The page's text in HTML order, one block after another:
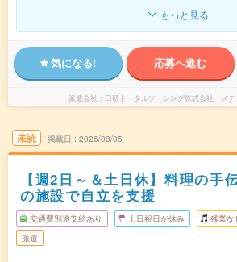
もっと見る
気になる! 応募へ進む
派遣会社 日研トータルソーシング株式会社 メデ
未読 掲載日 2026/08/05
【週2日～＆土日休】料理の手
の施設で自立を支援
交通費別途支給あり 土日祝日が休み 残業な
派遣